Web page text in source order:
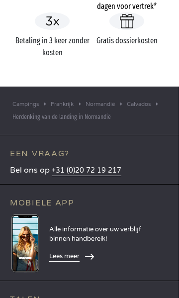
dagen voor vertrek*
Betaling in 3 keer zonder
kosten
Gratis dossierkosten
Campings Frankrijk Normandië Calvados
Herdenking van de landing in Normandië
EEN VRAAG?
Bel ons op +31 (0)20 72 19 217
MOBIELE APP
Alle informatie over uw verblijf
binnen handbereik!
Lees meer